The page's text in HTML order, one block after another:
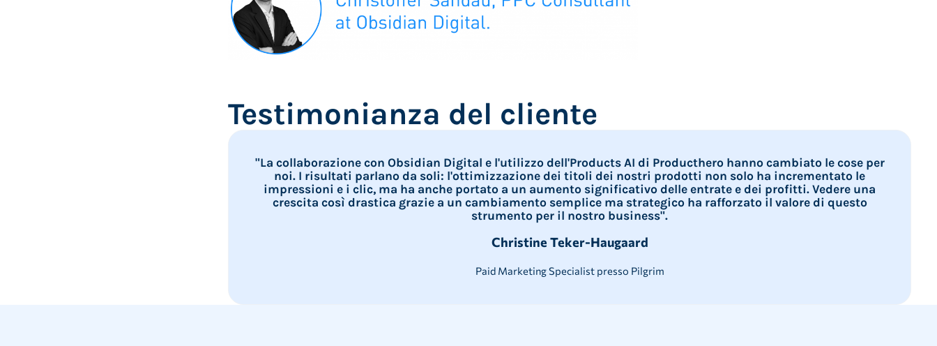
Testimonianza del cliente
"La collaborazione con Obsidian Digital e l'utilizzo dell'Products AI di Producthero hanno cambiato le cose per
noi. I risultati parlano da soli: l'ottimizzazione dei titoli dei nostri prodotti non solo ha incrementato le
impressioni e i clic, ma ha anche portato a un aumento significativo delle entrate e dei profitti. Vedere una
crescita così drastica grazie a un cambiamento semplice ma strategico ha rafforzato il valore di questo
strumento per il nostro business".
Christine Teker-Haugaard
Paid Marketing Specialist presso Pilgrim